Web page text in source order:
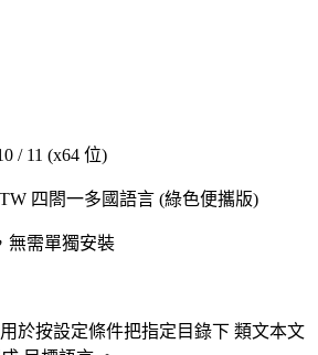
/ 11 (x64 位)
四閤一多國語言 (綠色便攜版)
無需單獨安裝
用於按設定條件把指定目錄下 類文本文